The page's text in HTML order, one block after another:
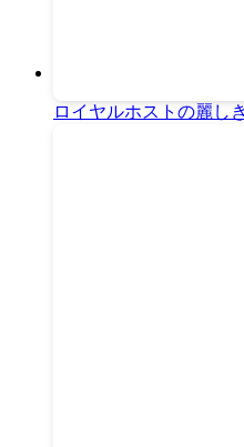
ロイヤルホストの麗し